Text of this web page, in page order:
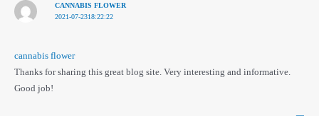
CANNABIS FLOWER
2021-07-2318:22:22
cannabis flower
Thanks for sharing this great blog site. Very interesting and informative.
Good job!